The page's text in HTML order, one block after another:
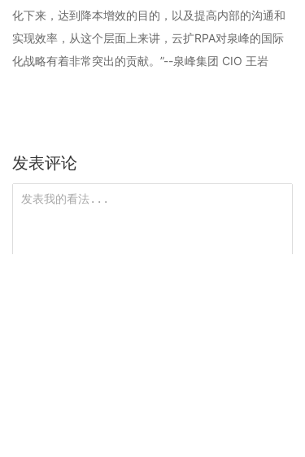
化下来，达到降本增效的目的，以及提高内部的沟通和
实现效率，从这个层面上来讲，云扩RPA对泉峰的国际
化战略有着非常突出的贡献。”--泉峰集团 CIO 王岩
发表评论